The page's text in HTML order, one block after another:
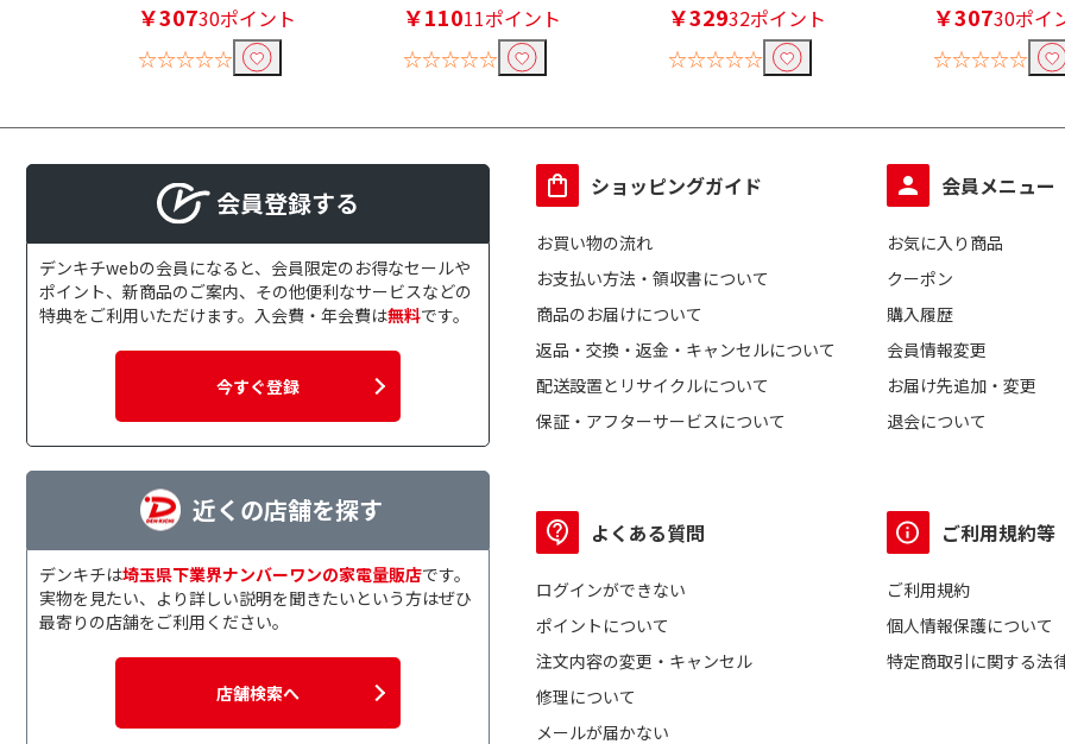
￥30730ポイント
☆☆☆☆☆
￥11011ポイント
☆☆☆☆☆
￥32932ポイント
☆☆☆☆☆
￥30730ポイ
☆☆☆☆☆
会員登録する
デンキチwebの会員になると、会員限定のお得なセールや
ポイント、新商品のご案内、その他便利なサービスなどの
特典をご利用いただけます。入会費・年会費は無料です。
今すぐ登録
近くの店舗を探す
デンキチは埼玉県下業界ナンバーワンの家電量販店です。
実物を見たい、より詳しい説明を聞きたいという方はぜひ
最寄りの店舗をご利用ください。
店舗検索へ
ショッピングガイド
お買い物の流れ
お支払い方法・領収書について
商品のお届けについて
返品・交換・返金・キャンセルについて
配送設置とリサイクルについて
保証・アフターサービスについて
会員メニュー
お気に入り商品
クーポン
購入履歴
会員情報変更
お届け先追加・変更
退会について
よくある質問
ログインができない
ポイントについて
注文内容の変更・キャンセル
修理について
メールが届かない
ご利用規約等
ご利用規約
個人情報保護について
特定商取引に関する法